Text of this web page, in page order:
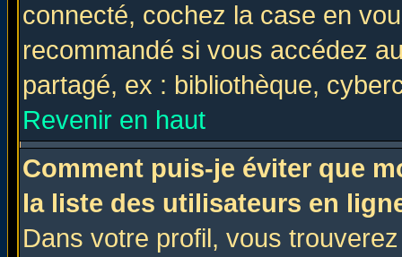
connecté, cochez la case en
recommandé si vous accédez
partagé, ex : bibliothèque,
Revenir en haut
Comment puis-je éviter que
la liste des utilisateurs en
Dans votre profil, vous